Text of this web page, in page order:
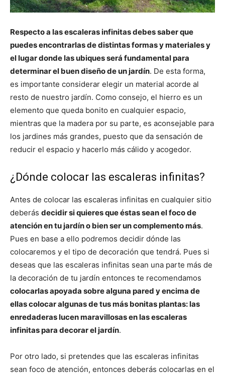
Respecto a las escaleras infinitas debes saber que
puedes encontrarlas de distintas formas y materiales y
el lugar donde las ubiques será fundamental para
determinar el buen diseño de un jardín. De esta forma,
es importante considerar elegir un material acorde al
resto de nuestro jardín. Como consejo, el hierro es un
elemento que queda bonito en cualquier espacio,
mientras que la madera por su parte, es aconsejable para
los jardines más grandes, puesto que da sensación de
reducir el espacio y hacerlo más cálido y acogedor.
¿Dónde colocar las escaleras infinitas?
Antes de colocar las escaleras infinitas en cualquier sitio
deberás decidir si quieres que éstas sean el foco de
atención en tu jardín o bien ser un complemento más.
Pues en base a ello podremos decidir dónde las
colocaremos y el tipo de decoración que tendrá. Pues si
deseas que las escaleras infinitas sean una parte más de
la decoración de tu jardín entonces te recomendamos
colocarlas apoyada sobre alguna pared y encima de
ellas colocar algunas de tus más bonitas plantas: las
enredaderas lucen maravillosas en las escaleras
infinitas para decorar el jardín.
Por otro lado, si pretendes que las escaleras infinitas
sean foco de atención, entonces deberás colocarlas en el